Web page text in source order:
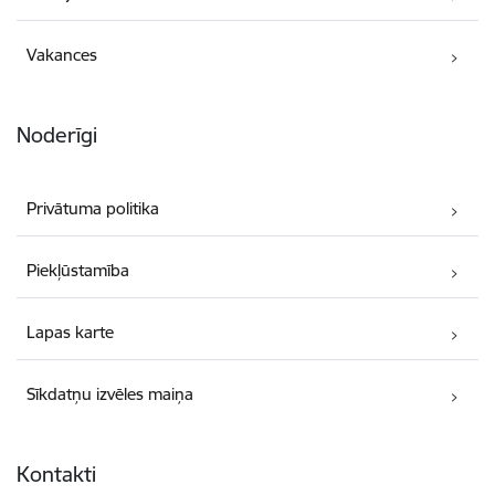
Vakances
Noderīgi
Privātuma politika
Piekļūstamība
Lapas karte
Sīkdatņu izvēles maiņa
Kontakti